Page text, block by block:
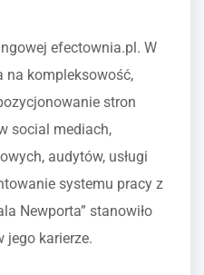
efectownia.pl. W
na kompleksowość,
stron
social mediach,
audytów, usługi
systemu pracy z
Newporta” stanowiło
jego karierze.